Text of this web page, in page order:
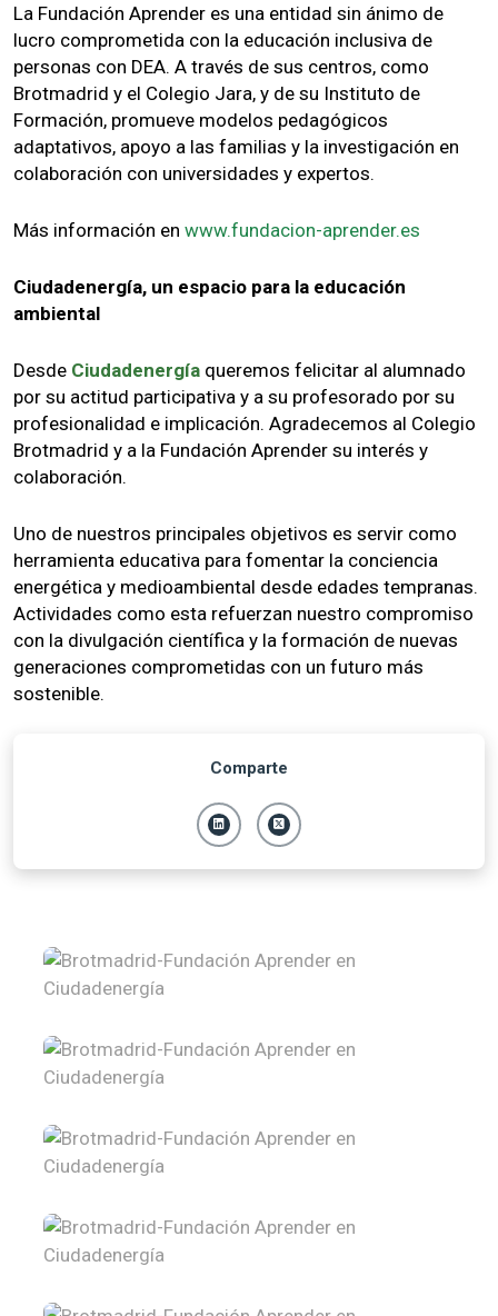
La Fundación Aprender es una entidad sin ánimo de
lucro comprometida con la educación inclusiva de
personas con DEA. A través de sus centros, como
Brotmadrid y el Colegio Jara, y de su Instituto de
Formación, promueve modelos pedagógicos
adaptativos, apoyo a las familias y la investigación en
colaboración con universidades y expertos.
Más información en www.fundacion-aprender.es
Ciudadenergía, un espacio para la educación
ambiental
Desde Ciudadenergía queremos felicitar al alumnado
por su actitud participativa y a su profesorado por su
profesionalidad e implicación. Agradecemos al Colegio
Brotmadrid y a la Fundación Aprender su interés y
colaboración.
Uno de nuestros principales objetivos es servir como
herramienta educativa para fomentar la conciencia
energética y medioambiental desde edades tempranas.
Actividades como esta refuerzan nuestro compromiso
con la divulgación científica y la formación de nuevas
generaciones comprometidas con un futuro más
sostenible.
Comparte